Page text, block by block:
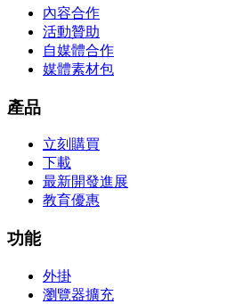
內容合作
活動贊助
自媒體合作
媒體素材包
產品
立刻購買
下載
最新開發進展
教育優惠
功能
外掛
瀏覽器擴充